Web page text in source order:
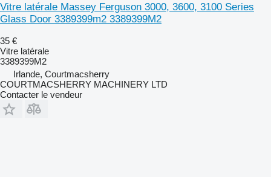
Vitre latérale Massey Ferguson 3000, 3600, 3100 Series
Glass Door 3389399m2 3389399M2
35 €
Vitre latérale
3389399M2
Irlande, Courtmacsherry
COURTMACSHERRY MACHINERY LTD
Contacter le vendeur